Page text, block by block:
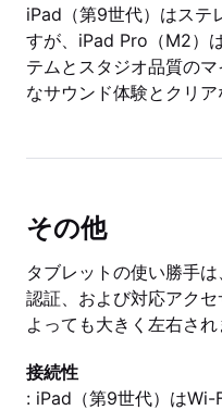
iPad（第9世代）はステ
すが、iPad Pro（M2）
テムとスタジオ品質の
なサウンド体験とクリア
その他
タブレットの使い勝手
認証、および対応アク
よっても大きく左右され
接続性
: iPad（第9世代）は